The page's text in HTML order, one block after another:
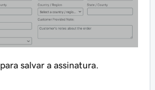
para salvar a assinatura.